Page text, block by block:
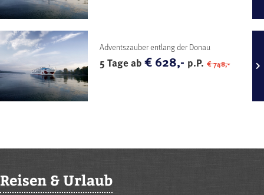
Adventszauber entlang der Donau
5 Tage ab€ 628,- p.P. € 748,-
Reisen & Urlaub